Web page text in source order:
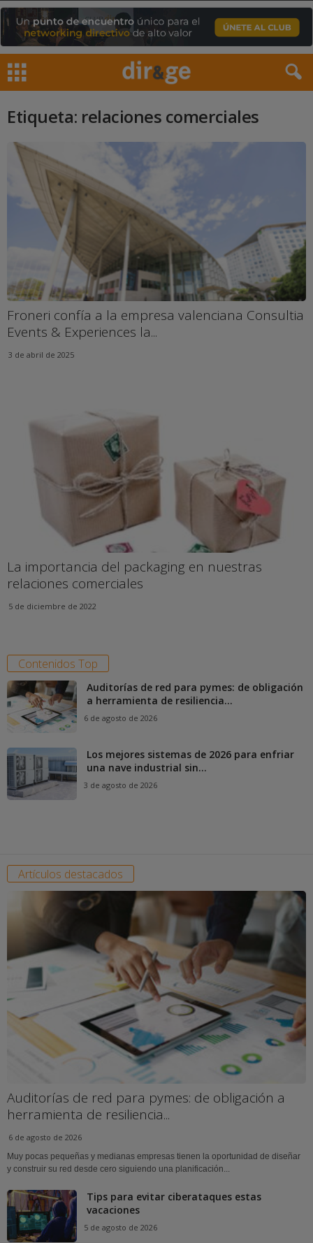
Etiqueta: relaciones comerciales
Froneri confía a la empresa valenciana Consultia
Events & Experiences la...
3 de abril de 2025
La importancia del packaging en nuestras
relaciones comerciales
5 de diciembre de 2022
Contenidos Top
Auditorías de red para pymes: de obligación
a herramienta de resiliencia...
6 de agosto de 2026
Los mejores sistemas de 2026 para enfriar
una nave industrial sin...
3 de agosto de 2026
Artículos destacados
Auditorías de red para pymes: de obligación a
herramienta de resiliencia...
6 de agosto de 2026
Muy pocas pequeñas y medianas empresas tienen la oportunidad de diseñar
y construir su red desde cero siguiendo una planificación...
Tips para evitar ciberataques estas
vacaciones
5 de agosto de 2026